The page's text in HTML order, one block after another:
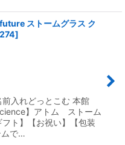
ストームグラス ク
]
入れどっとこむ 本館
】アトム ストーム
ト】【お祝い】【包装
で…